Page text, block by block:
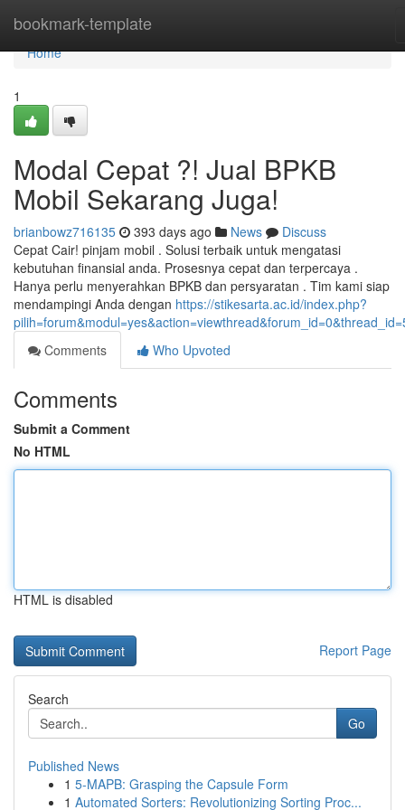
bookmark-template
Home
Home
1
Modal Cepat ?! Jual BPKB
Mobil Sekarang Juga!
brianbowz716135 393 days ago News
Discuss
Cepat Cair! pinjam mobil . Solusi terbaik untuk mengatasi
kebutuhan finansial anda. Prosesnya cepat dan terpercaya .
Hanya perlu menyerahkan BPKB dan persyaratan . Tim kami siap
mendampingi Anda dengan https://stikesarta.ac.id/index.php?
Comments
Who Upvoted
Comments
Submit a Comment
No HTML
HTML is disabled
Report Page
Search
Go
Published News
1 5-MAPB: Grasping the Capsule Form
1 Automated Sorters: Revolutionizing Sorting Proc...